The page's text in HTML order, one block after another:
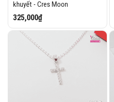
khuyết - Cres Moon
325,000₫